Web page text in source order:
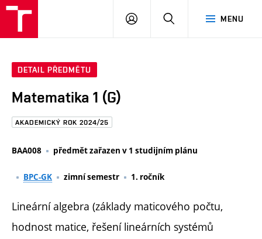
Brno
MENU
PŘIHLÁSIT
DETAIL PŘEDMĚTU
Matematika 1 (G)
AKADEMICKÝ ROK 2024/25
BAA008 předmět zařazen v 1 studijním plánu
BPC-GK zimní semestr 1. ročník
Lineární algebra (základy maticového počtu,
hodnost matice, řešení lineárních systémů